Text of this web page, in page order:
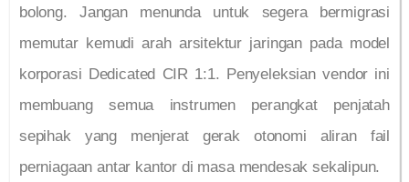
bolong. Jangan menunda untuk segera bermigrasi
memutar kemudi arah arsitektur jaringan pada model
korporasi Dedicated CIR 1:1. Penyeleksian vendor ini
membuang semua instrumen perangkat penjatah
sepihak yang menjerat gerak otonomi aliran fail
perniagaan antar kantor di masa mendesak sekalipun.